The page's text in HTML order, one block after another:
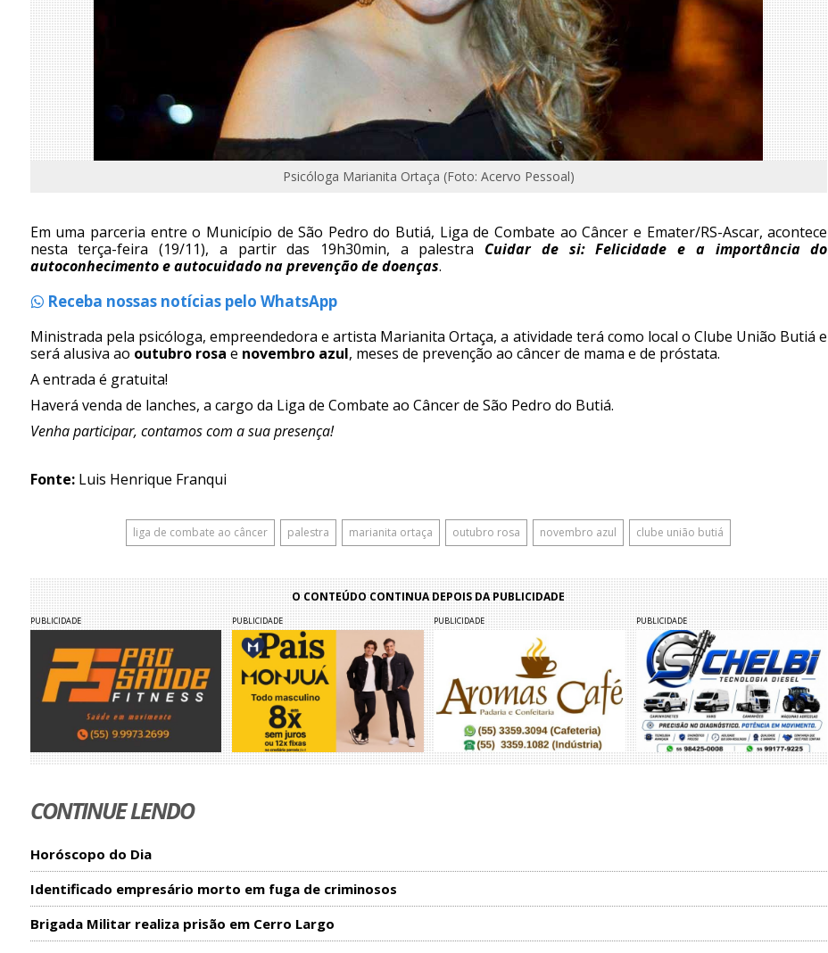
Psicóloga Marianita Ortaça (Foto: Acervo Pessoal)
Em uma parceria entre o Município de São Pedro do Butiá, Liga de Combate ao Câncer e Emater/RS-Ascar, acontece
nesta terça-feira (19/11), a partir das 19h30min, a palestra Cuidar de si: Felicidade e a importância do
autoconhecimento e autocuidado na prevenção de doenças.
Receba nossas notícias pelo WhatsApp
Ministrada pela psicóloga, empreendedora e artista Marianita Ortaça, a atividade terá como local o Clube União Butiá e
será alusiva ao outubro rosa e novembro azul, meses de prevenção ao câncer de mama e de próstata.
A entrada é gratuita!
Haverá venda de lanches, a cargo da Liga de Combate ao Câncer de São Pedro do Butiá.
Venha participar, contamos com a sua presença!
Fonte:Luis Henrique Franqui
liga de combate ao câncer palestra marianita ortaça outubro rosa novembro azul clube união butiá
O CONTEÚDO CONTINUA DEPOIS DA PUBLICIDADE
PUBLICIDADE PUBLICIDADE PUBLICIDADE PUBLICIDADE
CONTINUE LENDO
Horóscopo do Dia
Identificado empresário morto em fuga de criminosos
Brigada Militar realiza prisão em Cerro Largo